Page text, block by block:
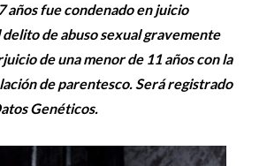
años fue condenado en juicio
de abuso sexual gravemente
de una menor de 11 años con la
de parentesco. Será registrado
Genéticos.